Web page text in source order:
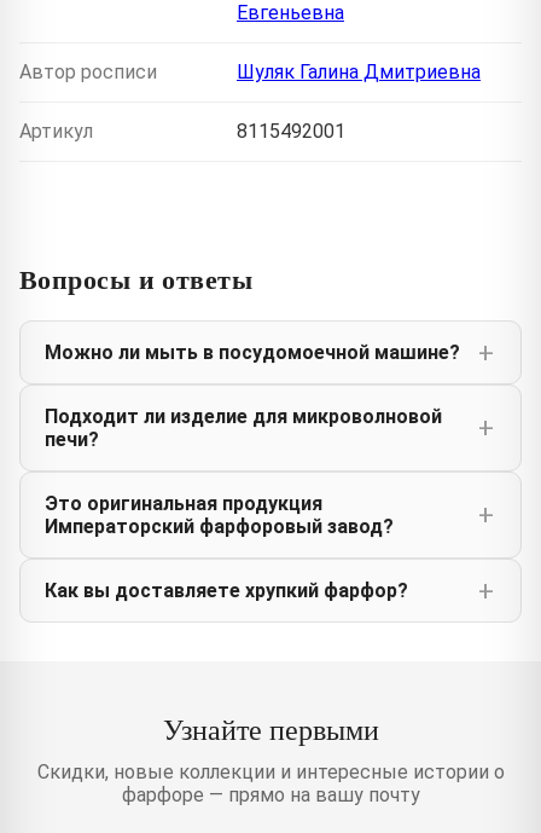
Евгеньевна
Автор росписи Шуляк Галина Дмитриевна
Артикул 8115492001
Вопросы и ответы
Можно ли мыть в посудомоечной машине?
Подходит ли изделие для микроволновой
печи?
Это оригинальная продукция
Императорский фарфоровый завод?
Как вы доставляете хрупкий фарфор?
Узнайте первыми
Скидки, новые коллекции и интересные истории о
фарфоре — прямо на вашу почту